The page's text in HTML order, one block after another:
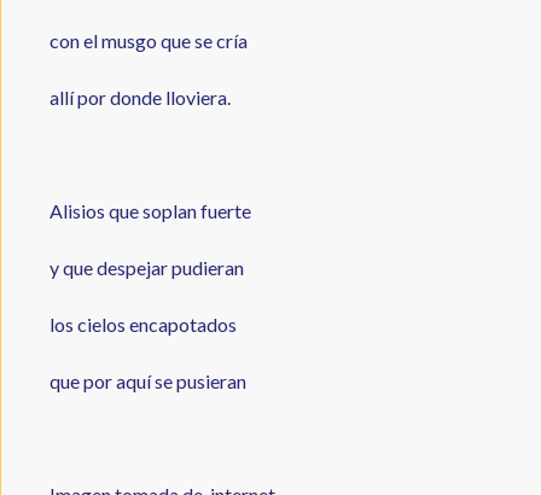
con el musgo que se cría
allí por donde lloviera.
Alisios que soplan fuerte
y que despejar pudieran
los cielos encapotados
que por aquí se pusieran